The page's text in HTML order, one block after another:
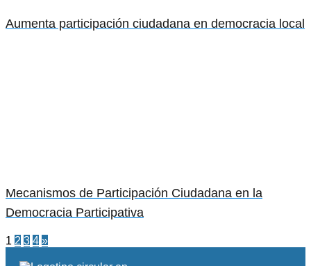
Aumenta participación ciudadana en democracia local
Mecanismos de Participación Ciudadana en la
Democracia Participativa
1 2 3 4 »